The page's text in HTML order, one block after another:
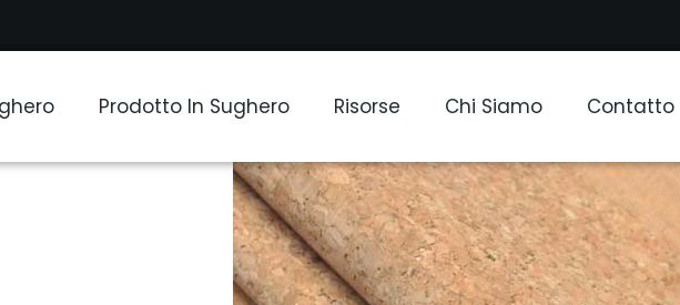
Prodotto In Sughero Risorse Chi Siamo Contatto